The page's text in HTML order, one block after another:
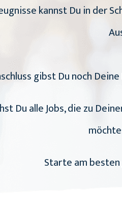
kannst Du in der
gibst Du noch
Du alle Jobs, die zu
Starte am besten